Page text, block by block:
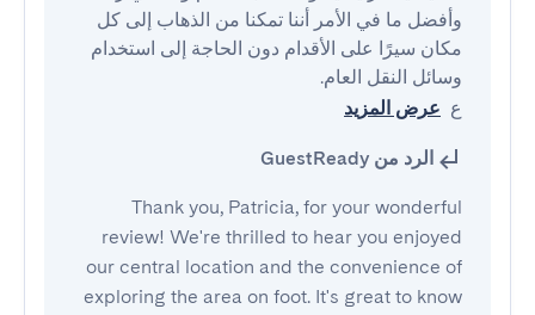
ع عرض المزيد
الرد من GuestReady
Thank you, Patricia, for your wonderful
review! We're thrilled to hear you enjoyed
our central location and the convenience of
exploring the area on foot. It's great to know